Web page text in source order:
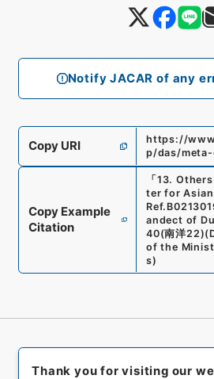
Notify JACAR of any
Copy URI
https://
p/das/meta-
Copy Example
Citation
「13. Others
ter for
Ref.
andect of
40(南洋22)(
of the
s)
Thank you for visiting our